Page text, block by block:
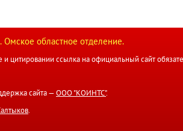
областное отделение.
и цитировании ссылка на официальный сайт
сайта — ООО "КОИНТС".
.